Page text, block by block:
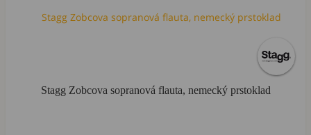
Stagg Zobcova sopranová flauta, nemecký prstoklad